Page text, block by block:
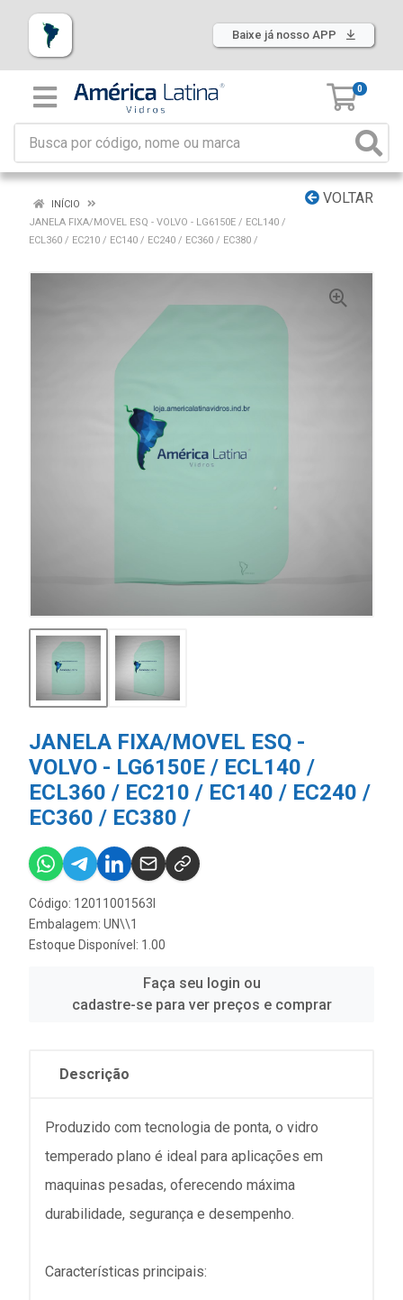
Baixe já nosso APP
0
VOLTAR
INÍCIO
JANELA FIXA/MOVEL ESQ - VOLVO - LG6150E / ECL140 /
ECL360 / EC210 / EC140 / EC240 / EC360 / EC380 /
JANELA FIXA/MOVEL ESQ -
VOLVO - LG6150E / ECL140 /
ECL360 / EC210 / EC140 / EC240 /
EC360 / EC380 /
Código: 12011001563I
Embalagem: UN\\1
Estoque Disponível: 1.00
Faça seu login ou
cadastre-se para ver preços e comprar
Descrição
Produzido com tecnologia de ponta, o vidro
temperado plano é ideal para aplicações em
maquinas pesadas, oferecendo máxima
durabilidade, segurança e desempenho.
Características principais: